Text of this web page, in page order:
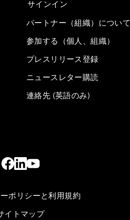
サインイン
パートナー（組織）につい
参加する（個人、組織）
プレスリリース登録
ニュースレター購読
連絡先 (英語のみ)
ポリシーと利用規約
イトマップ